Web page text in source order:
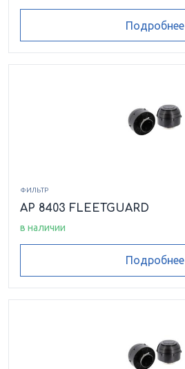
Подробнее
ФИЛЬТР
AP 8403 FLEETGUARD
в наличии
Подробнее